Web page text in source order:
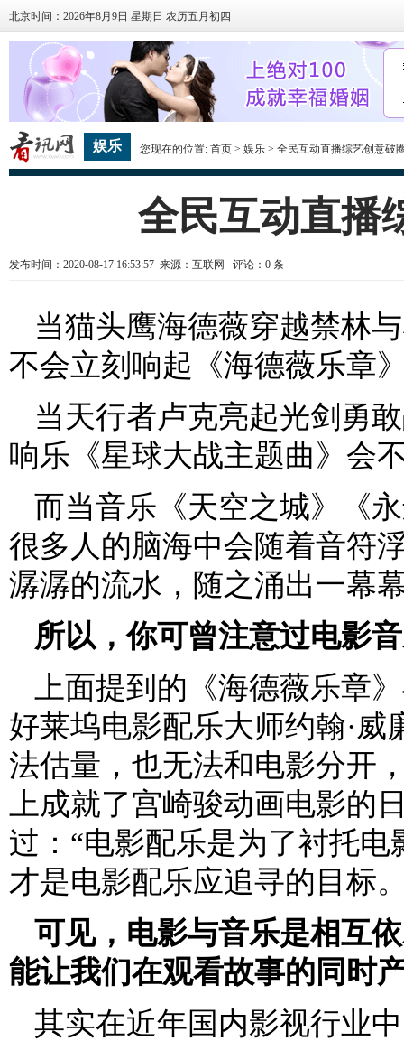
北京时间：2026年8月9日 星期日 农历五月初四
娱乐 您现在的位置:首页 >娱乐 > 全民互动直播综艺创意破
全民互动直播
发布时间：2020-08-17 16:53:57 来源：互联网 评论： 0 条
当猫头鹰海德薇穿越禁林
不会立刻响起《海德薇乐章
当天行者卢克亮起光剑勇
响乐《星球大战主题曲》会
而当音乐《天空之城》《
很多人的脑海中会随着音符
潺潺的流水，随之涌出一幕
所以，你可曾注意过电影
上面提到的《海德薇乐章
好莱坞电影配乐大师约翰·
法估量，也无法和电影分开
上成就了宫崎骏动画电影的
过：“电影配乐是为了衬托
才是电影配乐应追寻的目标
可见，电影与音乐是相互
能让我们在观看故事的同时
其实在近年国内影视行业